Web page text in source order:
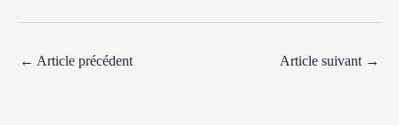
← Article précédent Article suivant →